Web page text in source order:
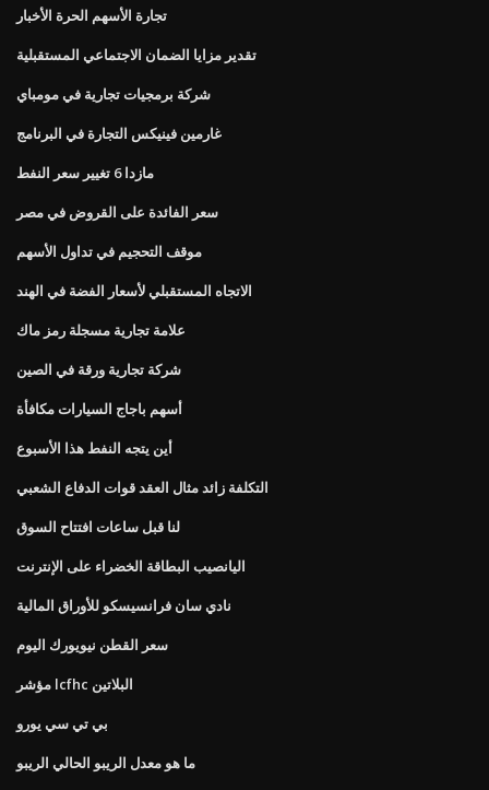
تجارة الأسهم الحرة الأخبار
تقدير مزايا الضمان الاجتماعي المستقبلية
شركة برمجيات تجارية في مومباي
غارمين فينيكس التجارة في البرنامج
مازدا 6 تغيير سعر النفط
سعر الفائدة على القروض في مصر
موقف التحجيم في تداول الأسهم
الاتجاه المستقبلي لأسعار الفضة في الهند
علامة تجارية مسجلة رمز ماك
شركة تجارية ورقة في الصين
أسهم باجاج السيارات مكافأة
أين يتجه النفط هذا الأسبوع
التكلفة زائد مثال العقد قوات الدفاع الشعبي
لنا قبل ساعات افتتاح السوق
اليانصيب البطاقة الخضراء على الإنترنت
نادي سان فرانسيسكو للأوراق المالية
سعر القطن نيويورك اليوم
مؤشر lcfhc البلاتين
بي تي سي يورو
ما هو معدل الريبو الحالي الريبو